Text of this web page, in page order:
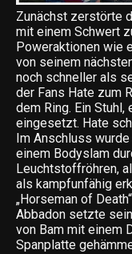
Zunächst zerstörte
mit einem Schwert
Poweraktionen wie
von seinem
noch schneller als
der Fans Hate zum
dem Ring. Ein
eingesetzt. Hate
Im Anschluss
einem Bodyslam
Leuchtstoffröhren,
als kampfunfähig
„Horseman of
Abbadon setzte
von Bam mit einem
Spanplatte